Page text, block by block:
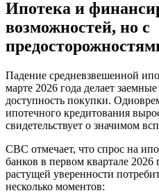
Ипотека и
возможностей, но с
Падение средневзвешенной
марте 2026 года делает
доступность покупки.
ипотечного кредитования
свидетельствует о значимом
CBC отмечает, что спрос на
банков в первом квартале
растущей уверенности
несколько моментов: